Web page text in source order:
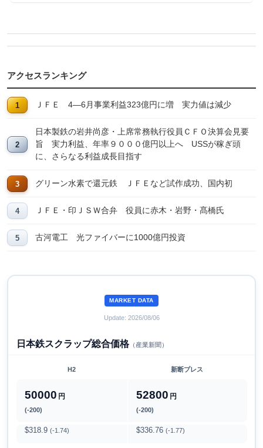
アクセスランキング
ＪＦＥ 4―6月事業利益323億円に増 実力値は減少
日本製鉄の岩井尚彦・上席常務執行役員ＣＦＯ決算会見要
旨 実力利益、年率９０００億円以上へ USSが稼ぎ頭
に、さらなる利益成長目指す
グリーン水素で還元鉄 ＪＦＥなど試作成功、国内初
ＪＦＥ・印ＪＳＷ合弁 役員に赤木・岩野・髙橋氏
古河電工 光ファイバーに1000億円投資
MARKET DATA
Update: 2026/08/06
日本鉄スクラップ総合価格（産業新聞）
H2 新断プレス
50000 円
(-200)
52800 円
(-200)
$318.9 (-1.74) $336.76 (-1.77)